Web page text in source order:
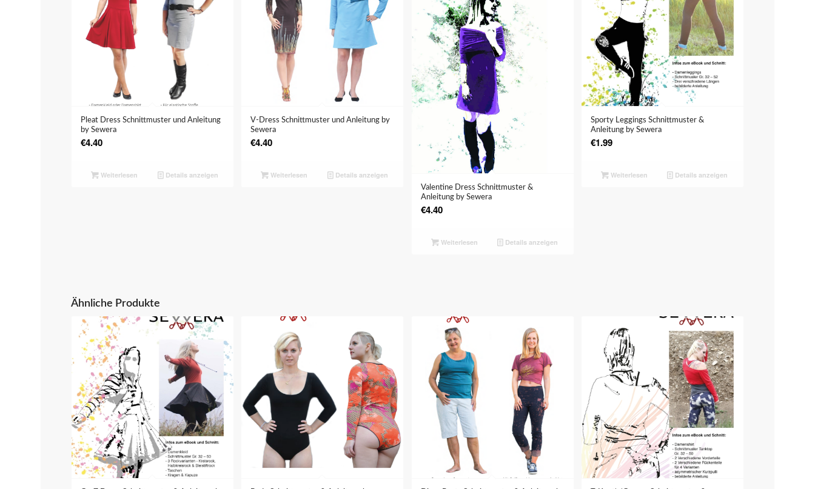
Pleat Dress Schnittmuster und Anleitung
by Sewera
€4.40
Weiterlesen Details anzeigen
V-Dress Schnittmuster und Anleitung by
Sewera
€4.40
Weiterlesen Details anzeigen
Valentine Dress Schnittmuster &
Anleitung by Sewera
€4.40
Weiterlesen Details anzeigen
Sporty Leggings Schnittmuster &
Anleitung by Sewera
€1.99
Weiterlesen Details anzeigen
Ähnliche Produkte